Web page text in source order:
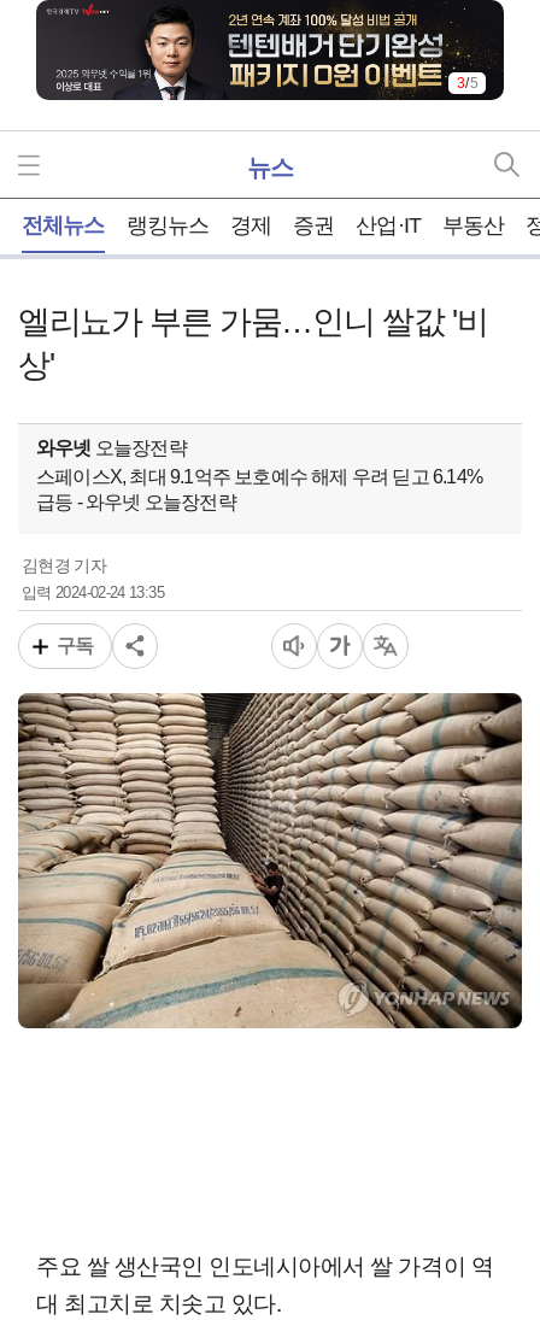
4/5
뉴스
전체뉴스 랭킹뉴스 경제 증권 산업·IT 부동산
엘리뇨가 부른 가뭄…인니 쌀값 '비
상'
와우넷 오늘장전략
스페이스X, 최대 9.1억주 보호예수 해제 우려 딛고 6.14%
급등 - 와우넷 오늘장전략
김현경 기자
입력2024-02-24 13:35
구독
주요 쌀 생산국인 인도네시아에서 쌀 가격이 역
대 최고치로 치솟고 있다.